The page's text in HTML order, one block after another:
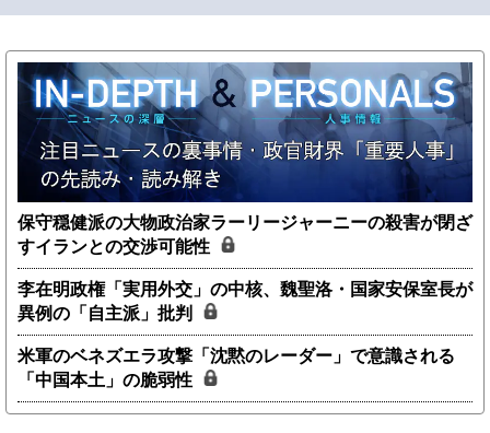
保守穏健派の大物政治家ラーリージャーニーの殺害が閉ざ
すイランとの交渉可能性
李在明政権「実用外交」の中核、魏聖洛・国家安保室長が
異例の「自主派」批判
米軍のベネズエラ攻撃「沈黙のレーダー」で意識される
「中国本土」の脆弱性